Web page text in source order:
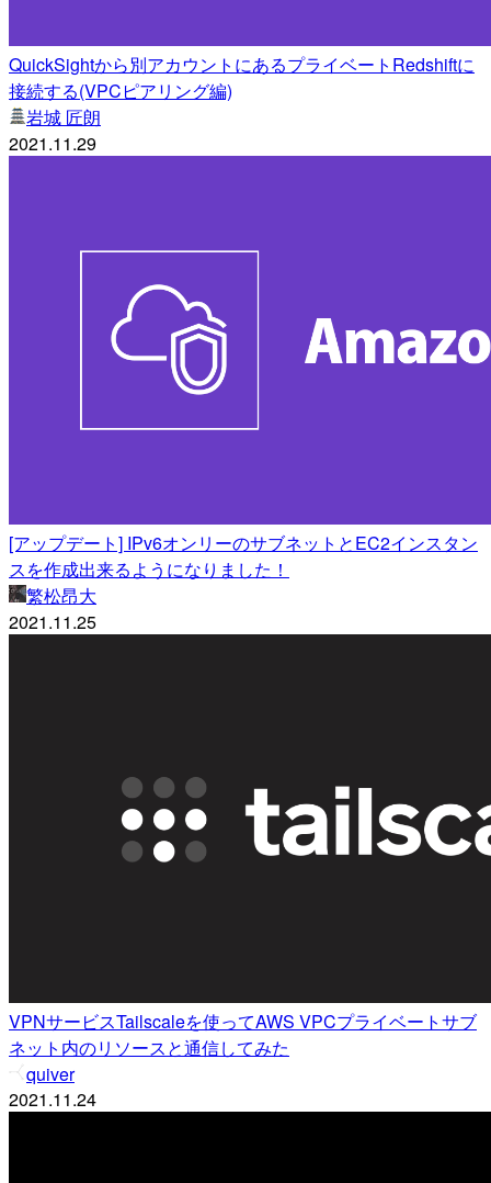
QuickSightから別アカウントにあるプライベートRedshiftに
接続する(VPCピアリング編)
岩城 匠朗
2021.11.29
[アップデート] IPv6オンリーのサブネットとEC2インスタン
スを作成出来るようになりました！
繁松昂大
2021.11.25
VPNサービスTailscaleを使ってAWS VPCプライベートサブ
ネット内のリソースと通信してみた
quiver
2021.11.24